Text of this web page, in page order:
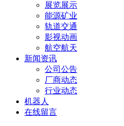
展览展示
能源矿业
轨道交通
影视动画
航空航天
新闻资讯
公司公告
厂商动态
行业动态
机器人
在线留言